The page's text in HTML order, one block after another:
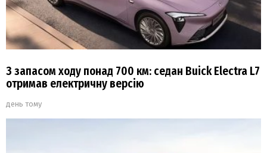
З запасом ходу понад 700 км: седан Buick Electra L7
отримав електричну версію
день тому